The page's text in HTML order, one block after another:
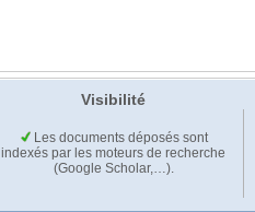
Visibilité
Les documents déposés sont
indexés par les moteurs de recherche
(Google Scholar,…).